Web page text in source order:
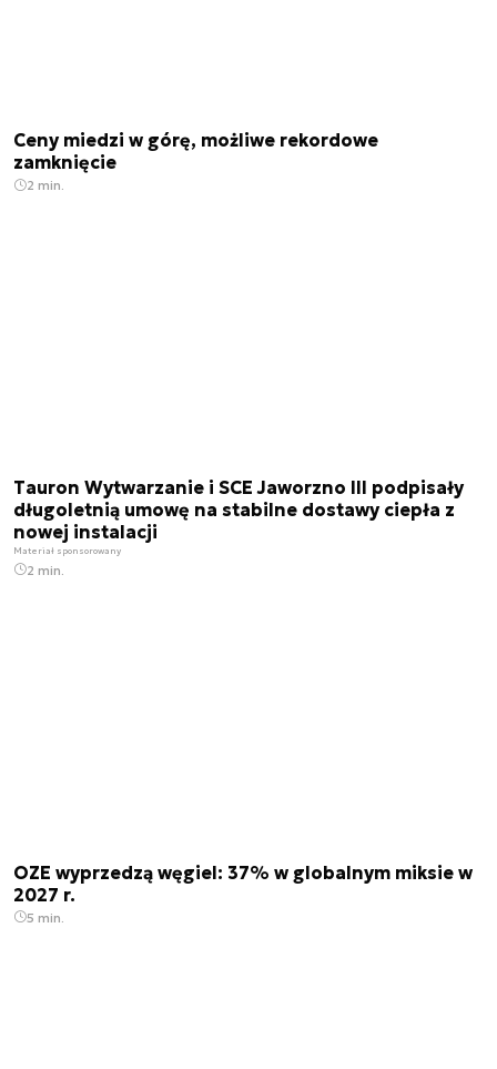
Ceny miedzi w górę, możliwe rekordowe
zamknięcie
2 min.
Tauron Wytwarzanie i SCE Jaworzno III podpisały
długoletnią umowę na stabilne dostawy ciepła z
nowej instalacji
Materiał sponsorowany
2 min.
OZE wyprzedzą węgiel: 37% w globalnym miksie w
2027 r.
5 min.